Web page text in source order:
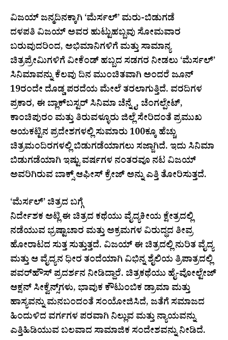
ವಿಜಯ್ ಜನ್ಮದಿನಕ್ಕಾಗಿ ‘ಮೆರ್ಸಲ್’ ಮರು-ಬಿಡುಗಡೆ
ದಳಪತಿ ವಿಜಯ್ ಅವರ ಹುಟ್ಟುಹಬ್ಬವು ಸೋಮವಾರ
ಬರುವುದರಿಂದ, ಅಭಿಮಾನಿಗಳಿಗೆ ಮತ್ತು ಸಾಮಾನ್ಯ
ಚಿತ್ರಪ್ರೇಮಿಗಳಿಗೆ ವೀಕೆಂಡ್ ಹಬ್ಬದ ಸಡಗರ ನೀಡಲು ‘ಮೆರ್ಸಲ್’
ಸಿನಿಮಾವನ್ನು ಕೆಲವು ದಿನ ಮುಂಚಿತವಾಗಿ ಅಂದರೆ ಜೂನ್
19ರಂದೇ ದೊಡ್ಡ ಪರದೆಯ ಮೇಲೆ ತರಲಾಗುತ್ತಿದೆ. ವರದಿಗಳ
ಪ್ರಕಾರ, ಈ ಬ್ಲಾಕ್‌ಬಸ್ಟರ್ ಸಿನಿಮಾ ಚೆನ್ನೈ, ಚೆಂಗಲ್ಪೇಟ್,
ಕಾಂಚಿಪುರಂ ಮತ್ತು ತಿರುವಳ್ಳೂರು ಜಿಲ್ಲೆ ಸೇರಿದಂತೆ ಪ್ರಮುಖ
ಆಯಕಟ್ಟಿನ ಪ್ರದೇಶಗಳಲ್ಲಿ ಸುಮಾರು 100ಕ್ಕೂ ಹೆಚ್ಚು
ಚಿತ್ರಮಂದಿರಗಳಲ್ಲಿ ಬಿಡುಗಡೆಯಾಗಲು ಸಜ್ಜಾಗಿದೆ. ಇದು ಸಿನಿಮಾ
ಬಿಡುಗಡೆಯಾಗಿ ಇಷ್ಟು ವರ್ಷಗಳ ನಂತರವೂ ನಟ ವಿಜಯ್
ಅವರಿಗಿರುವ ಬಾಕ್ಸ್ ಆಫೀಸ್ ಕ್ರೇಜ್ ಅನ್ನು ಎತ್ತಿ ತೋರಿಸುತ್ತದೆ.
‘ಮೆರ್ಸಲ್’ ಚಿತ್ರದ ಬಗ್ಗೆ
ನಿರ್ದೇಶಕ ಅಟ್ಲಿ ಈ ಚಿತ್ರದ ಕಥೆಯು ವೈದ್ಯಕೀಯ ಕ್ಷೇತ್ರದಲ್ಲಿ
ನಡೆಯುವ ಭ್ರಷ್ಟಾಚಾರ ಮತ್ತು ಅಕ್ರಮಗಳ ವಿರುದ್ಧದ ತೀವ್ರ
ಹೋರಾಟದ ಸುತ್ತ ಸುತ್ತುತ್ತದೆ. ವಿಜಯ್ ಈ ಚಿತ್ರದಲ್ಲಿ ನುರಿತ ವೈದ್ಯ
ಮತ್ತು ಆ ವೈದ್ಯನ ಧೀರ ತಂದೆಯಾಗಿ ವಿಭಿನ್ನ ಶೈಲಿಯ ತ್ರಿಪಾತ್ರದಲ್ಲಿ
ಪವರ್‌ಹೌಸ್ ಪ್ರದರ್ಶನ ನೀಡಿದ್ದಾರೆ. ಚಿತ್ರಕಥೆಯು ಹೈ-ವೋಲ್ಟೇಜ್
ಆಕ್ಷನ್ ಸೀಕ್ವೆನ್ಸ್‌ಗಳು, ಭಾವುಕ ಕೌಟುಂಬಿಕ ಡ್ರಾಮಾ ಮತ್ತು
ಹಾಸ್ಯವನ್ನು ಮನಬಂದಂತೆ ಸಂಯೋಜಿಸಿದೆ, ಜತೆಗೆ ಸಮಾಜದ
ಹಿಂದುಳಿದ ವರ್ಗಗಳ ಪರವಾಗಿ ನಿಲ್ಲುವ ಮತ್ತು ನ್ಯಾಯವನ್ನು
ಎತ್ತಿಹಿಡಿಯುವ ಬಲವಾದ ಸಾಮಾಜಿಕ ಸಂದೇಶವನ್ನು ನೀಡಿದೆ.